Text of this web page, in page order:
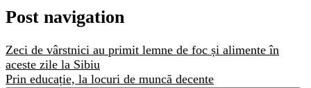
Post navigation
Zeci de vârstnici au primit lemne de foc și alimente în
aceste zile la Sibiu
Prin educație, la locuri de muncă decente